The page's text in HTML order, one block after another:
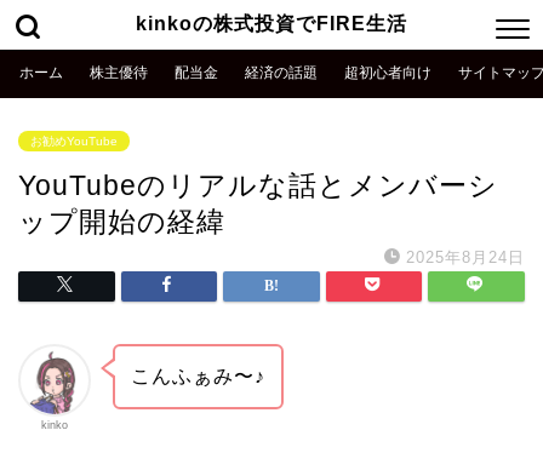
kinkoの株式投資でFIRE生活
ホーム 株主優待 配当金 経済の話題 超初心者向け サイトマッ
お勧めYouTube
YouTubeのリアルな話とメンバーシ
ップ開始の経緯
2025年8月24日
kinko
こんふぁみ〜♪